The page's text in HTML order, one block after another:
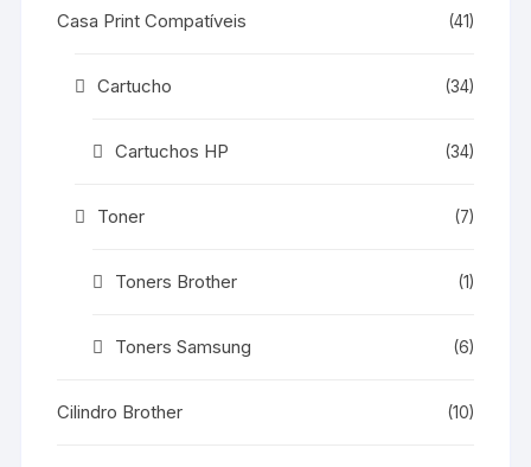
Casa Print Compatíveis (41)
Cartucho (34)
Cartuchos HP (34)
Toner (7)
Toners Brother (1)
Toners Samsung (6)
Cilindro Brother (10)